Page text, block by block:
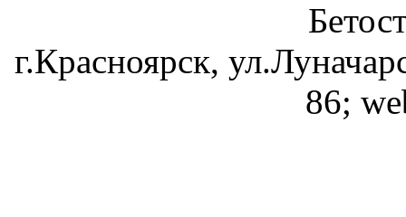
г.Красноярск,
86;